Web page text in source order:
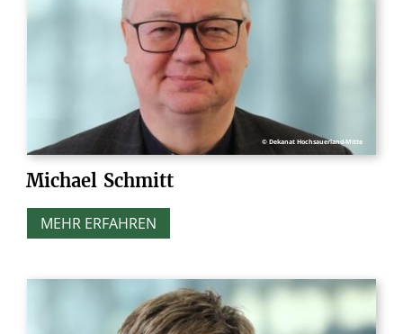
© Dekanat Hochsauerland-Mitte
Michael Schmitt
MEHR ERFAHREN